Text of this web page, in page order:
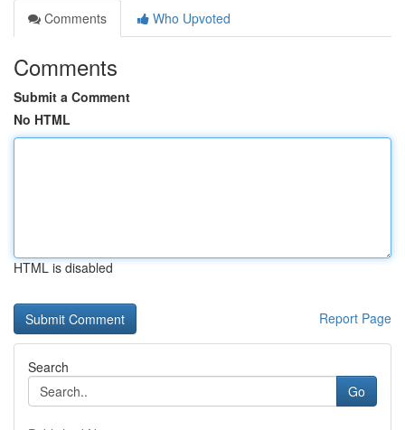
Comments
Who Upvoted
Comments
Submit a Comment
No HTML
HTML is disabled
Report Page
Search
Go